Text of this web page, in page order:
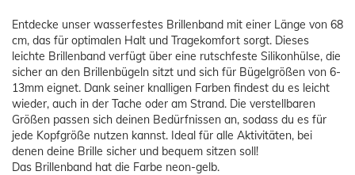
Entdecke unser wasserfestes Brillenband mit einer Länge von 68
cm, das für optimalen Halt und Tragekomfort sorgt. Dieses
leichte Brillenband verfügt über eine rutschfeste Silikonhülse, die
sicher an den Brillenbügeln sitzt und sich für Bügelgrößen von 6-
13mm eignet. Dank seiner knalligen Farben findest du es leicht
wieder, auch in der Tache oder am Strand. Die verstellbaren
Größen passen sich deinen Bedürfnissen an, sodass du es für
jede Kopfgröße nutzen kannst. Ideal für alle Aktivitäten, bei
denen deine Brille sicher und bequem sitzen soll!
Das Brillenband hat die Farbe neon-gelb.